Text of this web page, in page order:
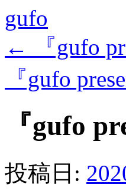
gufo
←
『gufo
『gufo
『gufo
投稿日: